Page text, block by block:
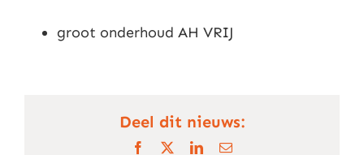
groot onderhoud AH VRIJ
Deel dit nieuws:
Facebook LinkedIn
E-